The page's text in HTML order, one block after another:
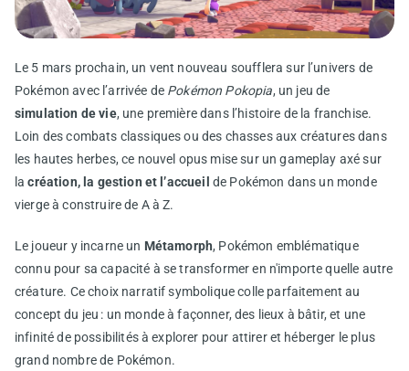
Le 5 mars prochain, un vent nouveau soufflera sur l’univers de
Pokémon avec l’arrivée de Pokémon Pokopia, un jeu de
simulation de vie, une première dans l’histoire de la franchise.
Loin des combats classiques ou des chasses aux créatures dans
les hautes herbes, ce nouvel opus mise sur un gameplay axé sur
lacréation, la gestion et l’accueil de Pokémon dans un monde
vierge à construire de A à Z.
Le joueur y incarne un Métamorph, Pokémon emblématique
connu pour sa capacité à se transformer en n'importe quelle autre
créature. Ce choix narratif symbolique colle parfaitement au
concept du jeu : un monde à façonner, des lieux à bâtir, et une
infinité de possibilités à explorer pour attirer et héberger le plus
grand nombre de Pokémon.